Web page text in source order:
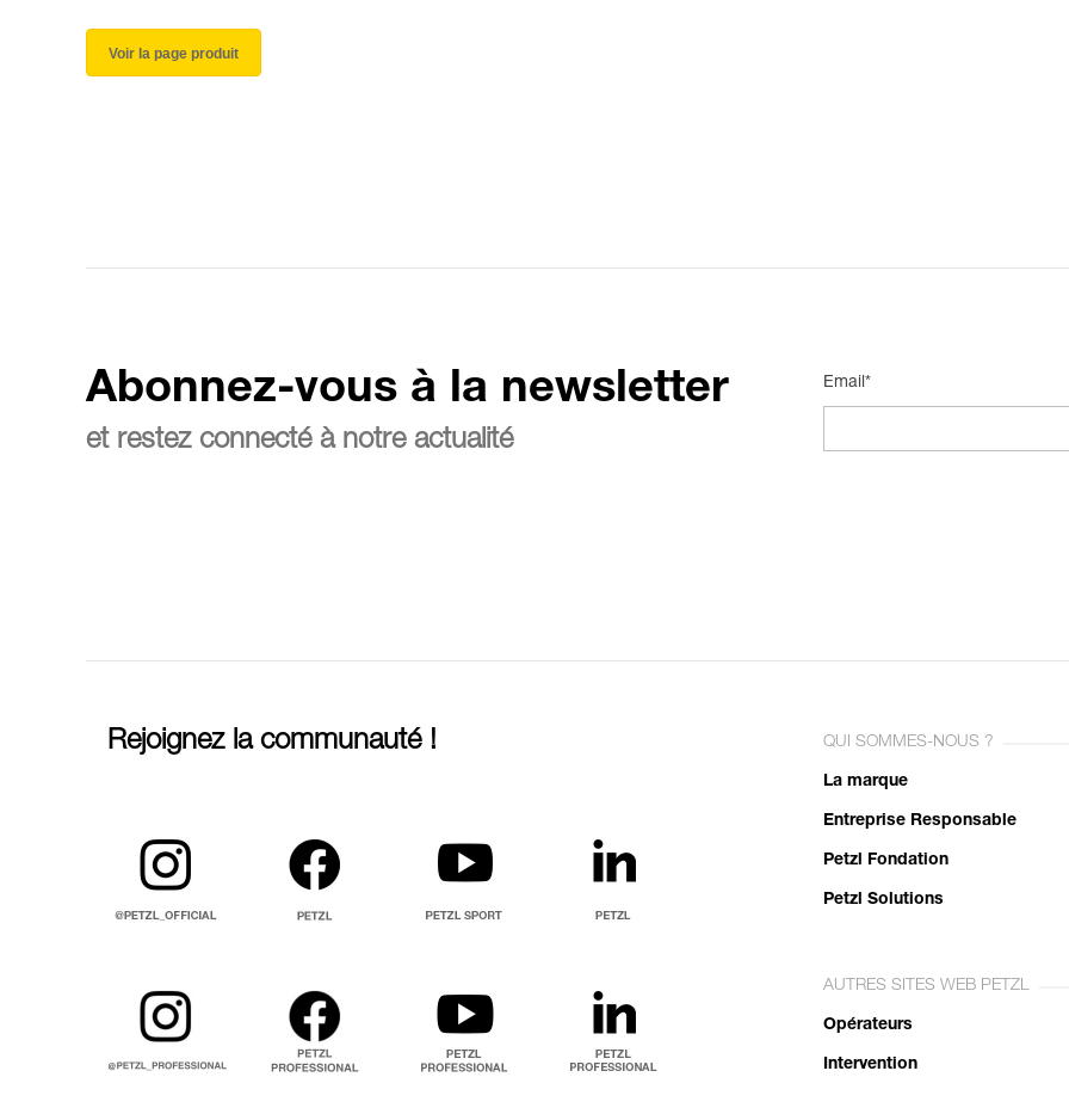
Voir la page produit
Abonnez-vous à la newsletter
et restez connecté à notre actualité
Email*
Rejoignez la communauté ! QUI SOMMES-NOUS ?
La marque
Entreprise Responsable
Petzl Fondation
Petzl Solutions
AUTRES SITES WEB PETZL
Opérateurs
Intervention